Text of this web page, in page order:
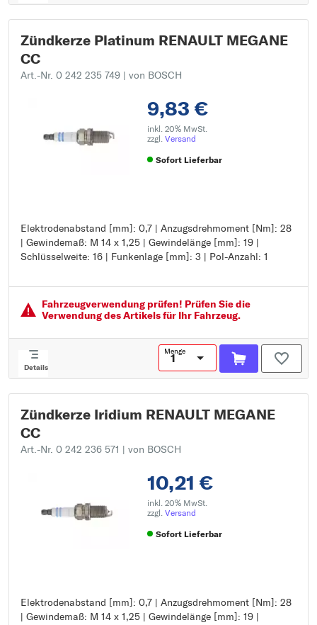
Zündkerze Platinum RENAULT MEGANE
CC
Art.-Nr. 0 242 235 749 | von BOSCH
9,83 €
inkl. 20% MwSt.
zzgl. Versand
Sofort Lieferbar
Elektrodenabstand [mm]: 0,7 | Anzugsdrehmoment [Nm]: 28
| Gewindemaß: M 14 x 1,25 | Gewindelänge [mm]: 19 |
Schlüsselweite: 16 | Funkenlage [mm]: 3 | Pol-Anzahl: 1
Elektrodenabstand [mm]: 0,7
Anzugsdrehmoment [Nm]: 28
Gewindemaß: M 14 x 1,25
Schlüsselweite: 16
Funkenlage [mm]: 3
Pol-Anzahl: 1
Fahrzeugver­wendung prüfen! Prüfen Sie die
Verwendung des Artikels für Ihr Fahrzeug.
Details
Menge
Zündkerze Iridium RENAULT MEGANE
CC
Art.-Nr. 0 242 236 571 | von BOSCH
10,21 €
inkl. 20% MwSt.
zzgl. Versand
Sofort Lieferbar
Elektrodenabstand [mm]: 0,7 | Anzugsdrehmoment [Nm]: 28
| Gewindemaß: M 14 x 1,25 | Gewindelänge [mm]: 19 |
Elektrodenabstand [mm]: 0,7
Anzugsdrehmoment [Nm]: 28